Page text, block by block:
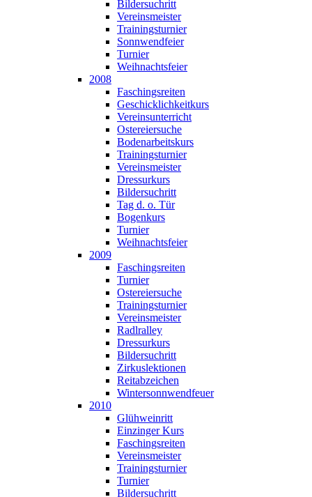
Bildersuchritt
Vereinsmeister
Trainingsturnier
Sonnwendfeier
Turnier
Weihnachtsfeier
2008
Faschingsreiten
Geschicklichkeitkurs
Vereinsunterricht
Ostereiersuche
Bodenarbeitskurs
Trainingsturnier
Vereinsmeister
Dressurkurs
Bildersuchritt
Tag d. o. Tür
Bogenkurs
Turnier
Weihnachtsfeier
2009
Faschingsreiten
Turnier
Ostereiersuche
Trainingsturnier
Vereinsmeister
Radlralley
Dressurkurs
Bildersuchritt
Zirkuslektionen
Reitabzeichen
Wintersonnwendfeuer
2010
Glühweinritt
Einzinger Kurs
Faschingsreiten
Vereinsmeister
Trainingsturnier
Turnier
Bildersuchritt